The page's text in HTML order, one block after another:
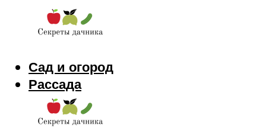
Сад и огород
Рассада
Цветы
Заготовки